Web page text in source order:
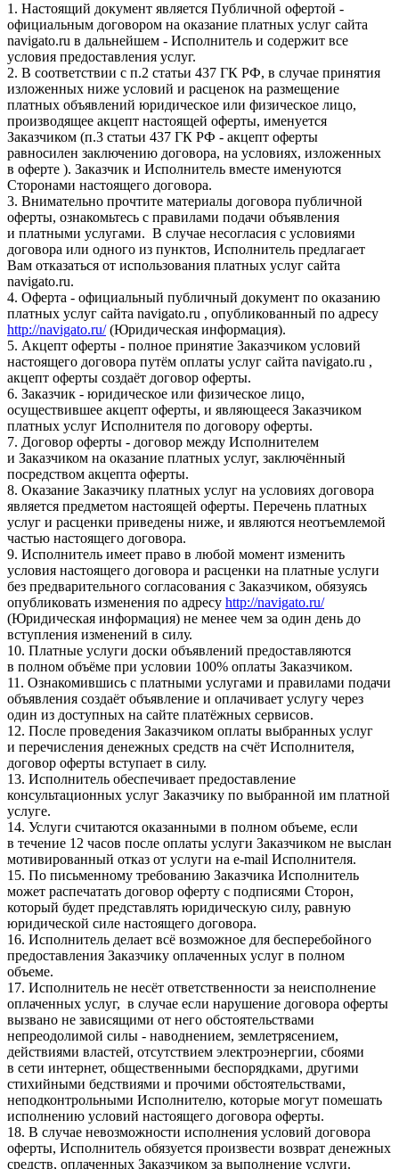
1. Настоящий документ является Публичной офертой -
официальным договором на оказание платных услуг сайта
navigato.ru в дальнейшем - Исполнитель и содержит все
условия предоставления услуг.
2. В соответствии с п.2 статьи 437 ГК РФ, в случае принятия
изложенных ниже условий и расценок на размещение
платных объявлений юридическое или физическое лицо,
производящее акцепт настоящей оферты, именуется
Заказчиком (п.3 статьи 437 ГК РФ - акцепт оферты
равносилен заключению договора, на условиях, изложенных
в оферте ). Заказчик и Исполнитель вместе именуются
Сторонами настоящего договора.
3. Внимательно прочтите материалы договора публичной
оферты, ознакомьтесь с правилами подачи объявления
и платными услугами. В случае несогласия с условиями
договора или одного из пунктов, Исполнитель предлагает
Вам отказаться от использования платных услуг сайта
navigato.ru.
4. Оферта - официальный публичный документ по оказанию
платных услуг сайта navigato.ru , опубликованный по адресу
http://navigato.ru/(Юридическая информация).
5. Акцепт оферты - полное принятие Заказчиком условий
настоящего договора путём оплаты услуг сайта navigato.ru ,
акцепт оферты создаёт договор оферты.
6. Заказчик - юридическое или физическое лицо,
осуществившее акцепт оферты, и являющееся Заказчиком
платных услуг Исполнителя по договору оферты.
7. Договор оферты - договор между Исполнителем
и Заказчиком на оказание платных услуг, заключённый
посредством акцепта оферты.
8. Оказание Заказчику платных услуг на условиях договора
является предметом настоящей оферты. Перечень платных
услуг и расценки приведены ниже, и являются неотъемлемой
частью настоящего договора.
9. Исполнитель имеет право в любой момент изменить
условия настоящего договора и расценки на платные услуги
без предварительного согласования с Заказчиком, обязуясь
опубликовать изменения по адресу http://navigato.ru/
(Юридическая информация) не менее чем за один день до
вступления изменений в силу.
10. Платные услуги доски объявлений предоставляются
в полном объёме при условии 100% оплаты Заказчиком.
11. Ознакомившись с платными услугами и правилами подачи
объявления создаёт объявление и оплачивает услугу через
один из доступных на сайте платёжных сервисов.
12. После проведения Заказчиком оплаты выбранных услуг
и перечисления денежных средств на счёт Исполнителя,
договор оферты вступает в силу.
13. Исполнитель обеспечивает предоставление
консультационных услуг Заказчику по выбранной им платной
услуге.
14. Услуги считаются оказанными в полном объеме, если
в течение 12 часов после оплаты услуги Заказчиком не выслан
мотивированный отказ от услуги на e-mail Исполнителя.
15. По письменному требованию Заказчика Исполнитель
может распечатать договор оферту с подписями Сторон,
который будет представлять юридическую силу, равную
юридической силе настоящего договора.
16. Исполнитель делает всё возможное для бесперебойного
предоставления Заказчику оплаченных услуг в полном
объеме.
17. Исполнитель не несёт ответственности за неисполнение
оплаченных услуг, в случае если нарушение договора оферты
вызвано не зависящими от него обстоятельствами
непреодолимой силы - наводнением, землетрясением,
действиями властей, отсутствием электроэнергии, сбоями
в сети интернет, общественными беспорядками, другими
стихийными бедствиями и прочими обстоятельствами,
неподконтрольными Исполнителю, которые могут помешать
исполнению условий настоящего договора оферты.
18. В случае невозможности исполнения условий договора
оферты, Исполнитель обязуется произвести возврат денежных
средств, оплаченных Заказчиком за выполнение услуги.